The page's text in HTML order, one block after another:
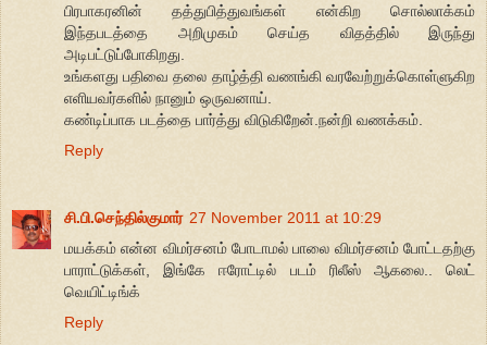
பிரபாகரனின் தத்துபித்துவங்கள் என்கிற சொல்லாக்கம்
இந்தபடத்தை அறிமுகம் செய்த விதத்தில் இருந்து
அடிபட்டுப்போகிறது.
உங்களது பதிவை தலை தாழ்த்தி வணங்கி வரவேற்றுக்கொள்ளுகிற
எளியவர்களில் நானும் ஒருவனாய்.
கண்டிப்பாக படத்தை பார்த்து விடுகிறேன்.நன்றி வணக்கம்.
Reply
சி.பி.செந்தில்குமார் 27 November 2011 at 10:29
மயக்கம் என்ன விமர்சனம் போடாமல் பாலை விமர்சனம் போட்டதற்கு
பாராட்டுக்கள், இங்கே ஈரோட்டில் படம் ரிலீஸ் ஆகலை.. லெட்
வெயிட்டிங்க்
Reply